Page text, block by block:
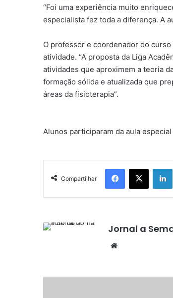
“Foi uma experiência muito
especialista fez toda a diferença. A
O professor e coordenador do
atividade. “A proposta da Liga
atividades que aproximem a teoria
formação sólida e atualizada que
áreas da fisioterapia”.
Alunos participaram da aula
Compartilhar
Facebook
X
Jornal a